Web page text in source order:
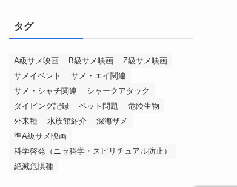
タグ
A級サメ映画 B級サメ映画
Z級サメ映画
サメイベント
サメ・エイ関連
サメ・シャチ関連
シャークアタック
ダイビング記録
ペット問題
危険生物
外来種
水族館紹介
深海ザメ
準A級サメ映画
科学啓発（ニセ科学・スピリチュアル防止）
絶滅危惧種